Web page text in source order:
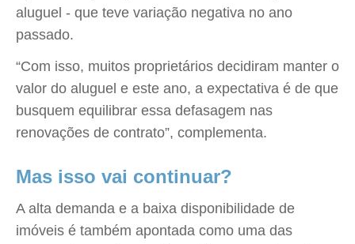
aluguel - que teve variação negativa no ano
passado.
“Com isso, muitos proprietários decidiram manter o
valor do aluguel e este ano, a expectativa é de que
busquem equilibrar essa defasagem nas
renovações de contrato”, complementa.
Mas isso vai continuar?
A alta demanda e a baixa disponibilidade de
imóveis é também apontada como uma das